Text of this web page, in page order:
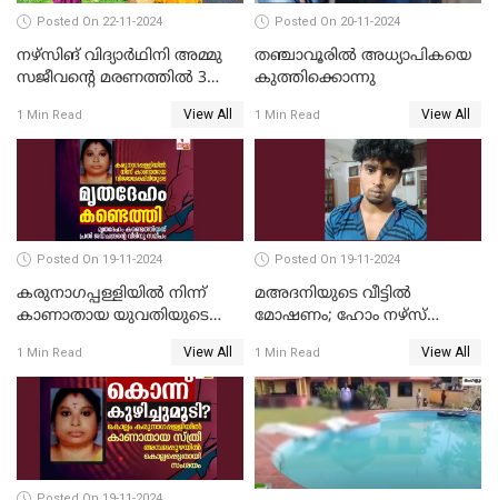
Posted On 22-11-2024
നഴ്സിങ് വിദ്യാര്‍ഥിനി അമ്മു
സജീവന്റെ മരണത്തില്‍ 3
രേഖപ്പെടുത്തി
1 Min Read View All
Posted On 20-11-2024
തഞ്ചാവൂരില്‍ അധ്യാപികയെ
കുത്തിക്കൊന്നു
1 Min Read View All
Posted On 19-11-2024
കരുനാഗപ്പള്ളിയില്‍ നിന്ന്
കാണാതായ യുവതിയുടെ
1 Min Read View All
Posted On 19-11-2024
മഅദനിയുടെ വീട്ടിൽ
മോഷണം; ഹോം നഴ്‌സ്
1 Min Read View All